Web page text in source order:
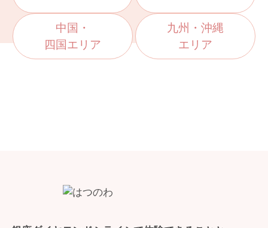
中国・
四国エリア
九州・沖縄
エリア